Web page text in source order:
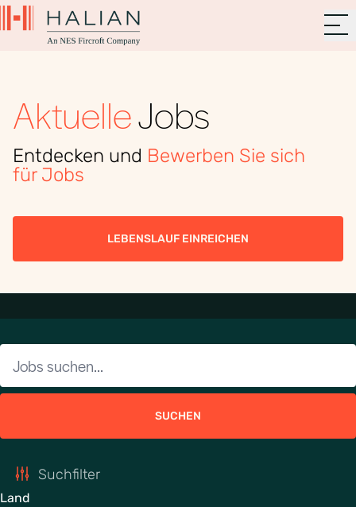
AktuelleJobs
Entdecken und Bewerben Sie sich
für Jobs
LEBENSLAUF EINREICHEN
SUCHEN
Suchfilter
Land